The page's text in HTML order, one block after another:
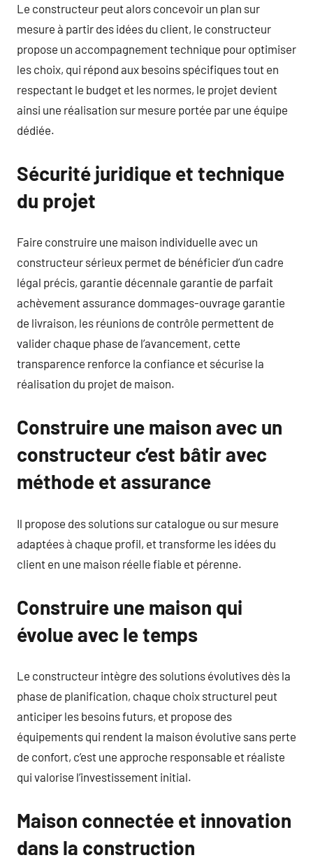
Le constructeur peut alors concevoir un plan sur
mesure à partir des idées du client, le constructeur
propose un accompagnement technique pour optimiser
les choix, qui répond aux besoins spécifiques tout en
respectant le budget et les normes, le projet devient
ainsi une réalisation sur mesure portée par une équipe
dédiée.
Sécurité juridique et technique
du projet
Faire construire une maison individuelle avec un
constructeur sérieux permet de bénéficier d’un cadre
légal précis, garantie décennale garantie de parfait
achèvement assurance dommages-ouvrage garantie
de livraison, les réunions de contrôle permettent de
valider chaque phase de l’avancement, cette
transparence renforce la confiance et sécurise la
réalisation du projet de maison.
Construire une maison avec un
constructeur c’est bâtir avec
méthode et assurance
Il propose des solutions sur catalogue ou sur mesure
adaptées à chaque profil, et transforme les idées du
client en une maison réelle fiable et pérenne.
Construire une maison qui
évolue avec le temps
Le constructeur intègre des solutions évolutives dès la
phase de planification, chaque choix structurel peut
anticiper les besoins futurs, et propose des
équipements qui rendent la maison évolutive sans perte
de confort, c’est une approche responsable et réaliste
qui valorise l’investissement initial.
Maison connectée et innovation
dans la construction